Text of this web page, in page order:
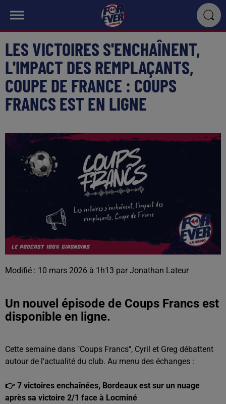
LES VICTOIRES S'ENCHAÎNENT,
L'IMPACT DES REMPLAÇANTS,
COUPE DE FRANCE : COUPS
FRANCS EST EN LIGNE
Modifié : 10 mars 2026 à 1h13 par Jonathan Lateur
Un nouvel épisode de Coups Francs est
disponible en ligne.
Cette semaine dans "Coups Francs", Cyril et Greg débattent
autour de l'actualité du club. Au menu des échanges :
👉 7 victoires enchaînées, Bordeaux est sur un nuage
après sa victoire 2/1 face à Locminé